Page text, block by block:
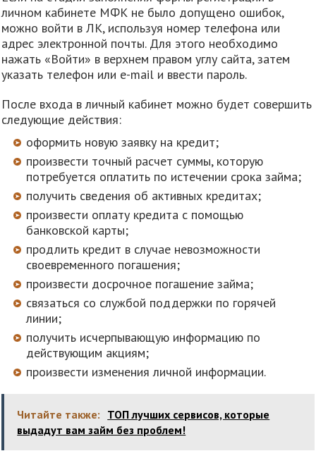
личном кабинете МФК не было допущено ошибок,
можно войти в ЛК, используя номер телефона или
адрес электронной почты. Для этого необходимо
нажать «Войти» в верхнем правом углу сайта, затем
указать телефон или е-mail и ввести пароль.
После входа в личный кабинет можно будет совершить
следующие действия:
оформить новую заявку на кредит;
произвести точный расчет суммы, которую
потребуется оплатить по истечении срока займа;
получить сведения об активных кредитах;
произвести оплату кредита с помощью
банковской карты;
продлить кредит в случае невозможности
своевременного погашения;
произвести досрочное погашение займа;
связаться со службой поддержки по горячей
линии;
получить исчерпывающую информацию по
действующим акциям;
произвести изменения личной информации.
Читайте также: ТОП лучших сервисов, которые
выдадут вам займ без проблем!